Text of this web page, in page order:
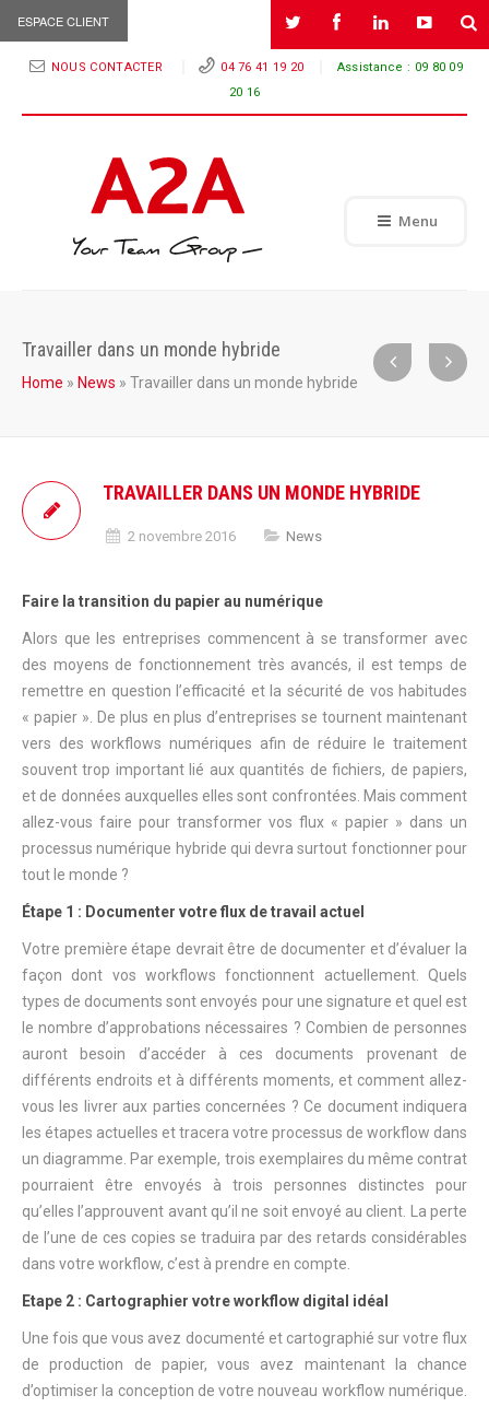
ESPACE CLIENT
NOUS CONTACTER 04 76 41 19 20 Assistance : 09 80 09
20 16
Menu
Travailler dans un monde hybride
Home » News » Travailler dans un monde hybride
TRAVAILLER DANS UN MONDE HYBRIDE
2 novembre 2016 News
Faire la transition du papier au numérique
Alors que les entreprises commencent à se transformer avec
des moyens de fonctionnement très avancés, il est temps de
remettre en question l’efficacité et la sécurité de vos habitudes
« papier ». De plus en plus d’entreprises se tournent maintenant
vers des workflows numériques afin de réduire le traitement
souvent trop important lié aux quantités de fichiers, de papiers,
et de données auxquelles elles sont confrontées. Mais comment
allez-vous faire pour transformer vos flux « papier » dans un
processus numérique hybride qui devra surtout fonctionner pour
tout le monde ?
Étape 1 : Documenter votre flux de travail actuel
Votre première étape devrait être de documenter et d’évaluer la
façon dont vos workflows fonctionnent actuellement. Quels
types de documents sont envoyés pour une signature et quel est
le nombre d’approbations nécessaires ? Combien de personnes
auront besoin d’accéder à ces documents provenant de
différents endroits et à différents moments, et comment allez-
vous les livrer aux parties concernées ? Ce document indiquera
les étapes actuelles et tracera votre processus de workflow dans
un diagramme. Par exemple, trois exemplaires du même contrat
pourraient être envoyés à trois personnes distinctes pour
qu’elles l’approuvent avant qu’il ne soit envoyé au client. La perte
de l’une de ces copies se traduira par des retards considérables
dans votre workflow, c’est à prendre en compte.
Etape 2 : Cartographier votre workflow digital idéal
Une fois que vous avez documenté et cartographié sur votre flux
de production de papier, vous avez maintenant la chance
d’optimiser la conception de votre nouveau workflow numérique.